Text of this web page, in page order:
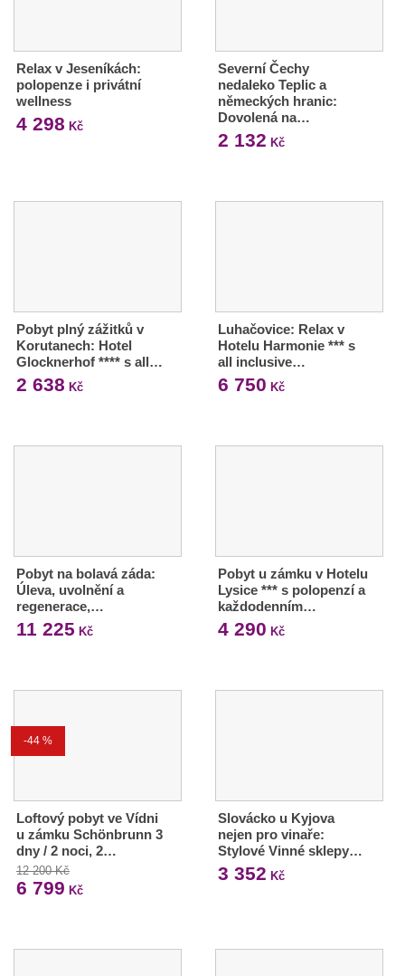
Relax v Jeseníkách:
polopenze i privátní
wellness
4 298 Kč
Severní Čechy
nedaleko Teplic a
německých hranic:
Dovolená na…
2 132 Kč
Pobyt plný zážitků v
Korutanech: Hotel
Glocknerhof **** s all…
2 638 Kč
Luhačovice: Relax v
Hotelu Harmonie *** s
all inclusive…
6 750 Kč
Pobyt na bolavá záda:
Úleva, uvolnění a
regenerace,…
11 225 Kč
Pobyt u zámku v Hotelu
Lysice *** s polopenzí a
každodenním…
4 290 Kč
-44 %
Loftový pobyt ve Vídni
u zámku Schönbrunn 3
dny / 2 noci, 2…
12 200 Kč
6 799 Kč
Slovácko u Kyjova
nejen pro vinaře:
Stylové Vinné sklepy…
3 352 Kč